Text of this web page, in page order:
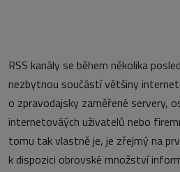
RSS kanály se během několika
nezbytnou součástí většiny
o zpravodajsky zaměřené servery,
internetováých uživatelů nebo
tomu tak vlastně je, je zřejmý na
k dispozici obrovské množství